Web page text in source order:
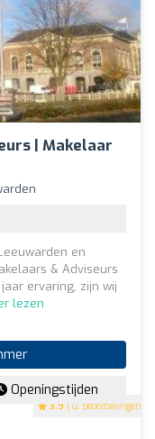
| Makelaar
3.9 (12 beoordelingen)
en
& Adviseurs
ervaring, zijn wij
lezen
Openingstijden